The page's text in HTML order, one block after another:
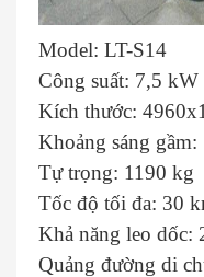
Model: LT-S14
Công suất: 7,5 kW
Kích thước:
Khoảng sáng
Tự trọng: 1190 kg
Tốc độ tối đa: 30
Khả năng leo dốc:
Quảng đường di